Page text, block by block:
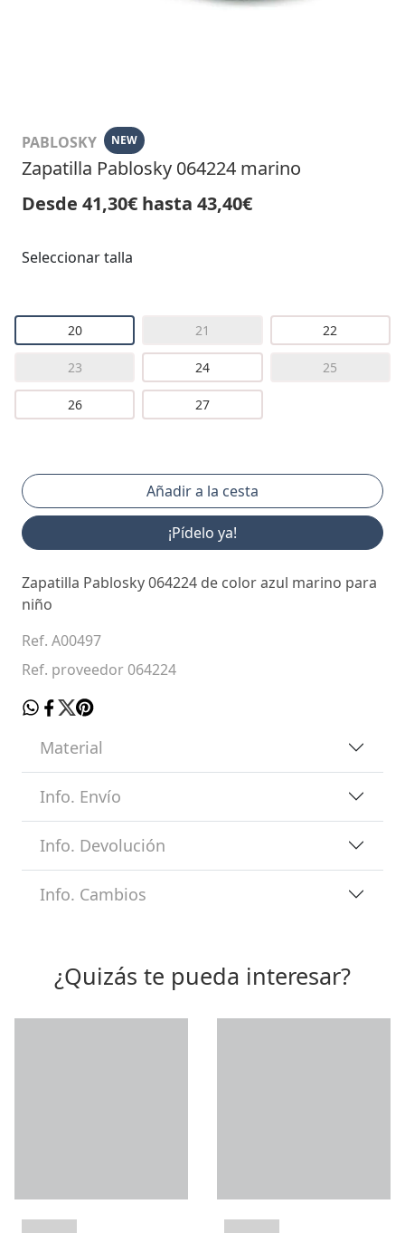
PABLOSKY NEW
Zapatilla Pablosky 064224 marino
Desde 41,30€ hasta 43,40€
Seleccionar talla
20 21 22
23 24 25
26 27
¡Pídelo ya!
Zapatilla Pablosky 064224 de color azul marino para
niño
Ref. A00497
Ref. proveedor 064224
Material
Info. Envío
Info. Devolución
Info. Cambios
¿Quizás te pueda interesar?